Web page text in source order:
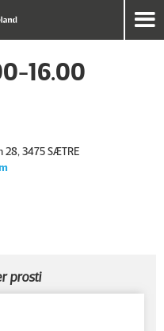
16.00
28, 3475 SÆTRE
prosti